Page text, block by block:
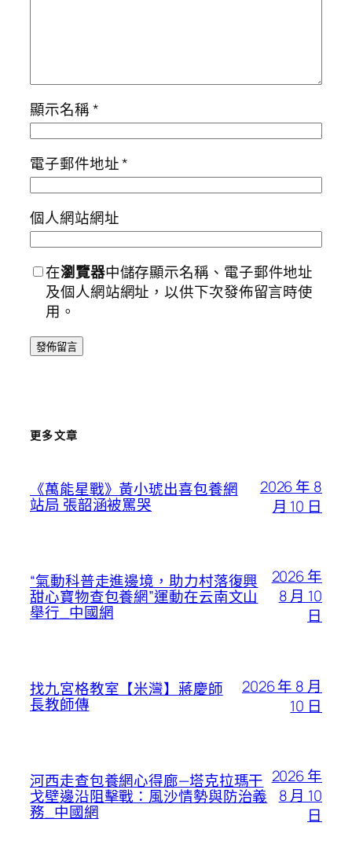
顯示名稱*
電子郵件地址*
個人網站網址
在瀏覽器中儲存顯示名稱、電子郵件地址
及個人網站網址，以供下次發佈留言時使
用。
更多文章
《萬能星戰》黃小琥出喜包養網
站局 張韶涵被罵哭
2026 年 8
月 10 日
“氣動科普走進邊境，助力村落復興
甜心寶物查包養網”運動在云南文山
舉行_中國網
2026 年
8 月 10
日
找九宮格教室【米灣】蔣慶師
長教師傳
2026 年 8 月
10 日
河西走查包養網心得廊—塔克拉瑪干
戈壁邊沿阻擊戰：風沙情勢與防治義
務_中國網
2026 年
8 月 10
日